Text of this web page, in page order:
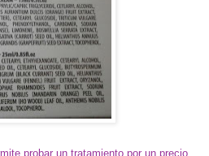
probar un tratamiento por un precio